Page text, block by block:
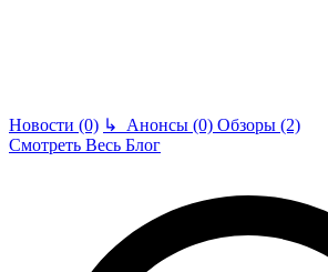
Новости (0) ↳ Анонсы (0) Обзоры (2)
Смотреть Весь Блог